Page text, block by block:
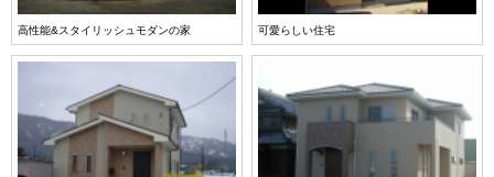
高性能&スタイリッシュモダンの家 可愛らしい住宅